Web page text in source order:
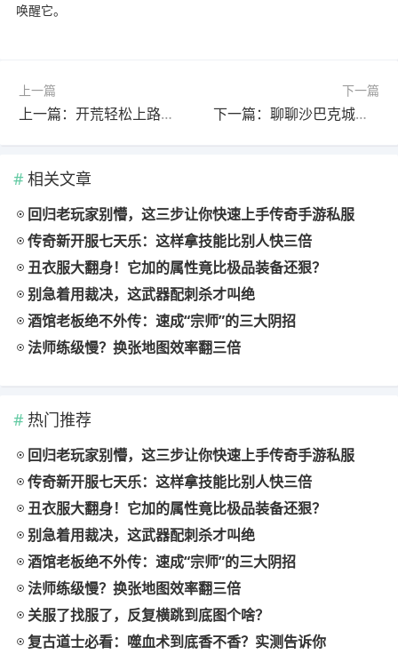
唤醒它。
上一篇
上一篇：开荒轻松上路，这些细节你注意了吗
下一篇
下一篇：聊聊沙巴克城里的两类人：独行侠与指挥官的宿命
相关文章
回归老玩家别懵，这三步让你快速上手传奇手游私服
传奇新开服七天乐：这样拿技能比别人快三倍
丑衣服大翻身！它加的属性竟比极品装备还狠？
别急着用裁决，这武器配刺杀才叫绝
酒馆老板绝不外传：速成“宗师”的三大阴招
法师练级慢？换张地图效率翻三倍
热门推荐
回归老玩家别懵，这三步让你快速上手传奇手游私服
传奇新开服七天乐：这样拿技能比别人快三倍
丑衣服大翻身！它加的属性竟比极品装备还狠？
别急着用裁决，这武器配刺杀才叫绝
酒馆老板绝不外传：速成“宗师”的三大阴招
法师练级慢？换张地图效率翻三倍
关服了找服了，反复横跳到底图个啥？
复古道士必看：噬血术到底香不香？实测告诉你